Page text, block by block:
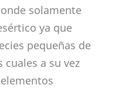
solamente
ya que
pequeñas de
cuales a su vez